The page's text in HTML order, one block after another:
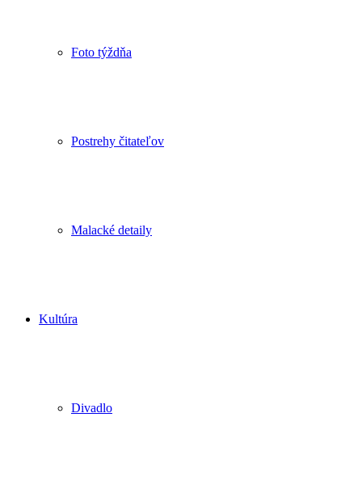
Foto týždňa
Postrehy čitateľov
Malacké detaily
Kultúra
Divadlo